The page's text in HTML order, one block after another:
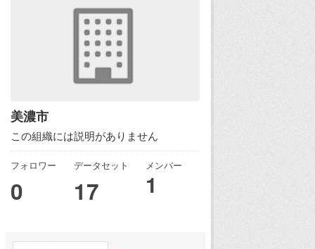
美濃市
この組織には説明がありません
フォロワー
0
データセット
17
メンバー
1